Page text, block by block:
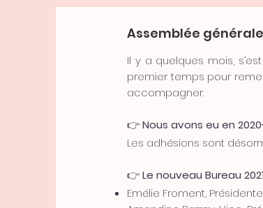
Assemblée
Il y a quelques mois,
premier temps pour
accompagner.
👉Nous avons eu en
Les adhésions sont
👉Le nouveau Bureau
Emélie Froment,